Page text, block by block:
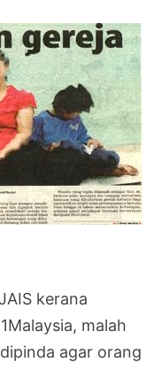
kerana
malah
agar orang